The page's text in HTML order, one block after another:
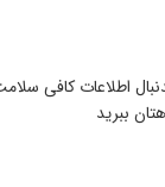
اطلاعات کافی
ببرید